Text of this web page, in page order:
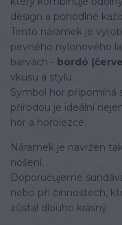
design a pohodlné
Tento náramek je
pevného nylonového
barvách - bordó
vkusu a stylu.
Symbol hor připomíná
přírodou je ideální
hor a horolezce.
Náramek je navržen
nošení.
Doporučujeme
nebo při činnostech,
zůstal dlouho krásný.